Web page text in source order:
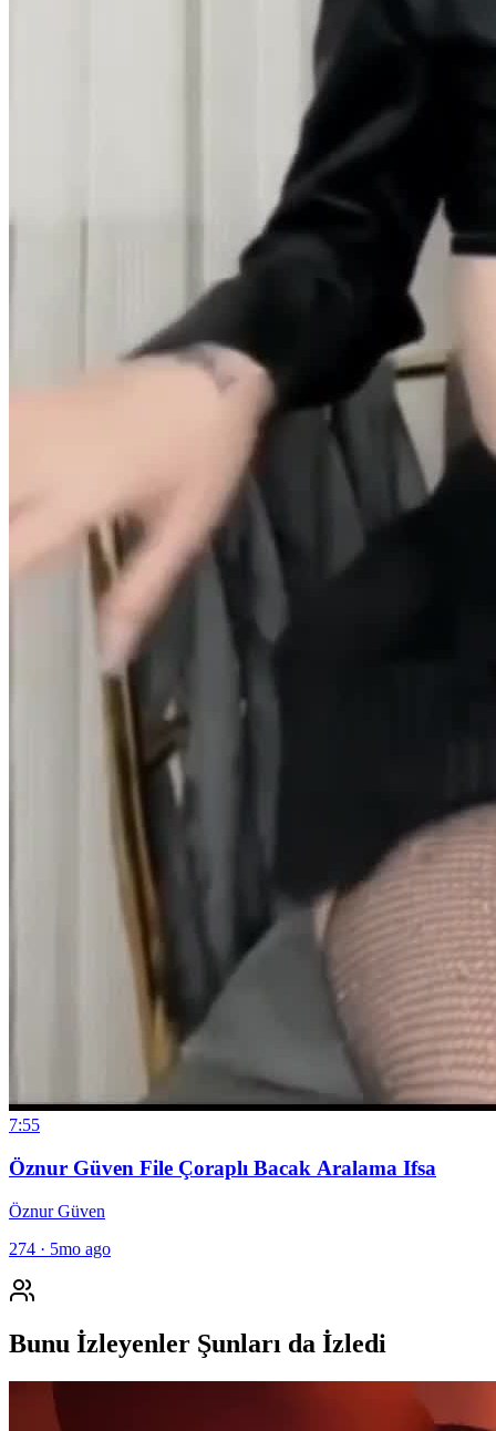
7:55
Öznur Güven File Çoraplı Bacak Aralama Ifsa
Öznur Güven
274 · 5mo ago
Bunu İzleyenler Şunları da İzledi